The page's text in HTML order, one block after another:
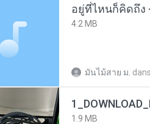
อยู่ที่ไหนก็คิดถึง
4.2 MB
มันไม้สาย ม. dans
1.9 MB